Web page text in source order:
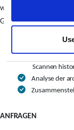
wichtigsten
GreenXgehören:
Scannen
Analyse der
ANFRAGEN